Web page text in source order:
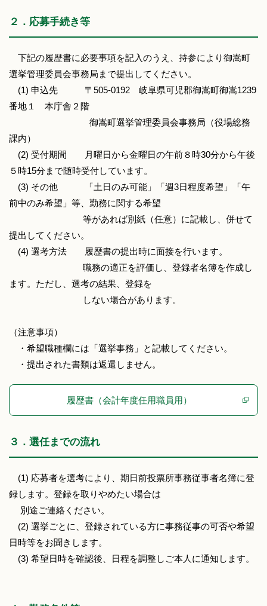
２．応募手続き等
下記の履歴書に必要事項を記入のうえ、持参により御嵩町
選挙管理委員会事務局まで提出してください。
(1) 申込先 〒505-0192 岐阜県可児郡御嵩町御嵩1239
番地１ 本庁舎２階
御嵩町選挙管理委員会事務局（役場総務
課内）
(2) 受付期間 月曜日から金曜日の午前８時30分から午後
５時15分まで随時受付しています。
(3) その他 「土日のみ可能」「週3日程度希望」「午
前中のみ希望」等、勤務に関する希望
等があれば別紙（任意）に記載し、併せて
提出してください。
(4) 選考方法 履歴書の提出時に面接を行います。
職務の適正を評価し、登録者名簿を作成し
ます。ただし、選考の結果、登録を
しない場合があります。
（注意事項）
・希望職種欄には「選挙事務」と記載してください。
・提出された書類は返還しません。
履歴書（会計年度任用職員用）
３．選任までの流れ
(1) 応募者を選考により、期日前投票所事務従事者名簿に登
録します。登録を取りやめたい場合は
別途ご連絡ください。
(2) 選挙ごとに、登録されている方に事務従事の可否や希望
日時等をお聞きします。
(3) 希望日時を確認後、日程を調整しご本人に通知します。